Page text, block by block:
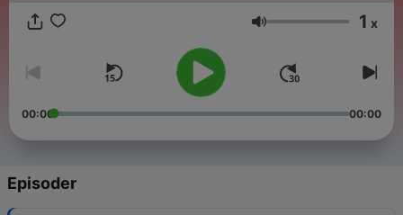
Lydstyrke 1 x
00:00 00:00
Episoder